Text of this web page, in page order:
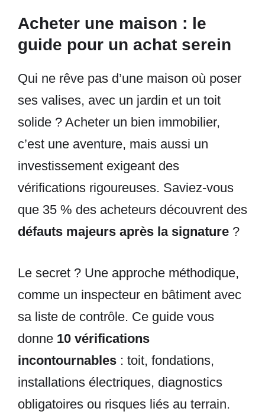
Acheter une maison : le
guide pour un achat serein
Qui ne rêve pas d’une maison où poser
ses valises, avec un jardin et un toit
solide ? Acheter un bien immobilier,
c’est une aventure, mais aussi un
investissement exigeant des
vérifications rigoureuses. Saviez-vous
que 35 % des acheteurs découvrent des
défauts majeurs après la signature ?
Le secret ? Une approche méthodique,
comme un inspecteur en bâtiment avec
sa liste de contrôle. Ce guide vous
donne 10 vérifications
incontournables : toit, fondations,
installations électriques, diagnostics
obligatoires ou risques liés au terrain.